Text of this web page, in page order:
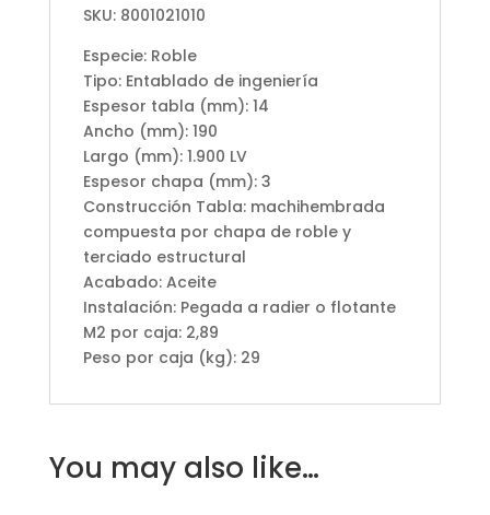
SKU: 8001021010
Especie: Roble
Tipo: Entablado de ingeniería
Espesor tabla (mm): 14
Ancho (mm): 190
Largo (mm): 1.900 LV
Espesor chapa (mm): 3
Construcción Tabla: machihembrada
compuesta por chapa de roble y
terciado estructural
Acabado: Aceite
Instalación: Pegada a radier o flotante
M2 por caja: 2,89
Peso por caja (kg): 29
You may also like…